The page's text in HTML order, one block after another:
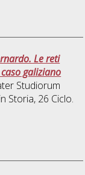
Le reti
galiziano
Studiorum
Storia, 26 Ciclo.